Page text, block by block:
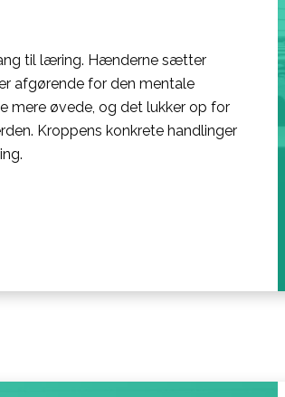
til læring. Hænderne sætter
afgørende for den mentale
mere øvede, og det lukker op for
Kroppens konkrete handlinger